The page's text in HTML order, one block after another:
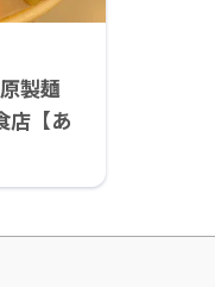
製麺
店【あ